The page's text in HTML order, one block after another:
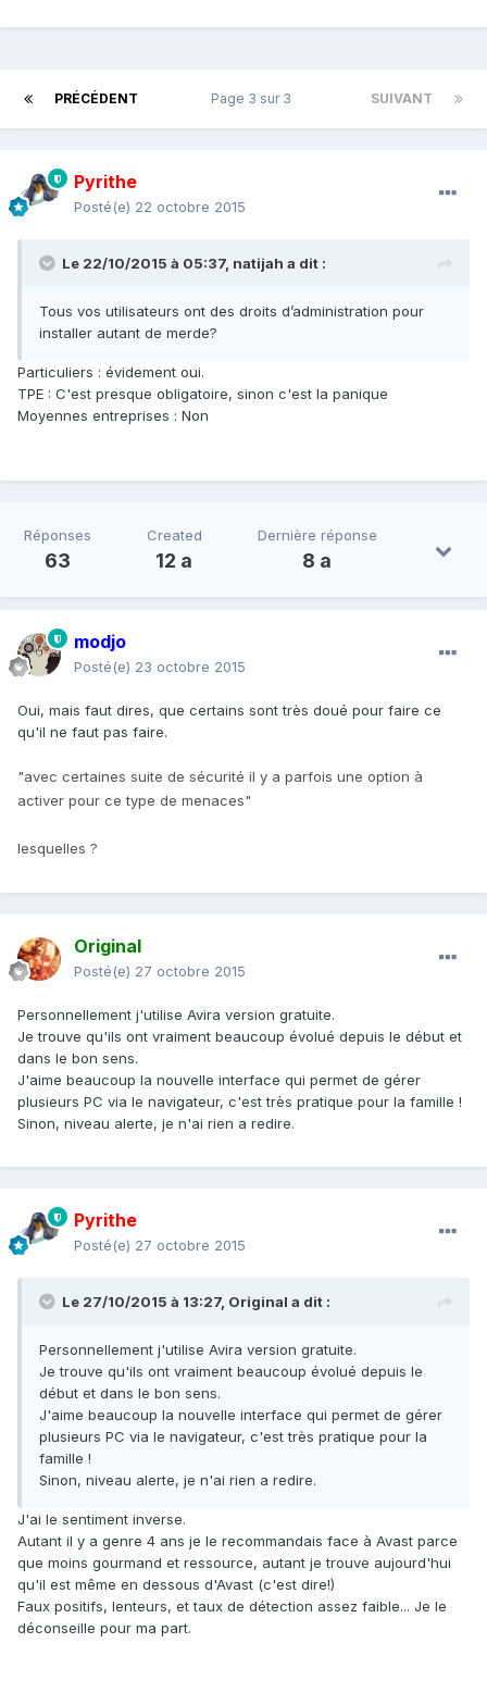
PRÉCÉDENT SUIVANT
Page 3 sur 3
Pyrithe
Posté(e) 22 octobre 2015
Le 22/10/2015 à 05:37, natijah a dit :
Tous vos utilisateurs ont des droits d’administration pour
installer autant de merde?
Particuliers : évidement oui.
TPE : C'est presque obligatoire, sinon c'est la panique
Moyennes entreprises : Non
Réponses
63
Created
12 a
Dernière réponse
8 a
modjo
Posté(e) 23 octobre 2015
Oui, mais faut dires, que certains sont très doué pour faire ce
qu'il ne faut pas faire.
"avec certaines suite de sécurité il y a parfois une option à
activer pour ce type de menaces"
lesquelles ?
Original
Posté(e) 27 octobre 2015
Personnellement j'utilise Avira version gratuite.
Je trouve qu'ils ont vraiment beaucoup évolué depuis le début et
dans le bon sens.
J'aime beaucoup la nouvelle interface qui permet de gérer
plusieurs PC via le navigateur, c'est très pratique pour la famille !
Sinon, niveau alerte, je n'ai rien a redire.
Pyrithe
Posté(e) 27 octobre 2015
Le 27/10/2015 à 13:27, Original a dit :
Personnellement j'utilise Avira version gratuite.
Je trouve qu'ils ont vraiment beaucoup évolué depuis le
début et dans le bon sens.
J'aime beaucoup la nouvelle interface qui permet de gérer
plusieurs PC via le navigateur, c'est très pratique pour la
famille !
Sinon, niveau alerte, je n'ai rien a redire.
J'ai le sentiment inverse.
Autant il y a genre 4 ans je le recommandais face à Avast parce
que moins gourmand et ressource, autant je trouve aujourd'hui
qu'il est même en dessous d'Avast (c'est dire!)
Faux positifs, lenteurs, et taux de détection assez faible... Je le
déconseille pour ma part.